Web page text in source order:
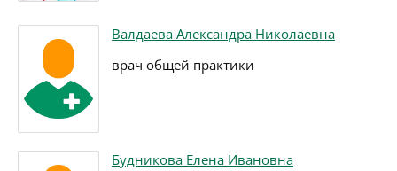
Валдаева Александра Николаевна
врач общей практики
Будникова Елена Ивановна